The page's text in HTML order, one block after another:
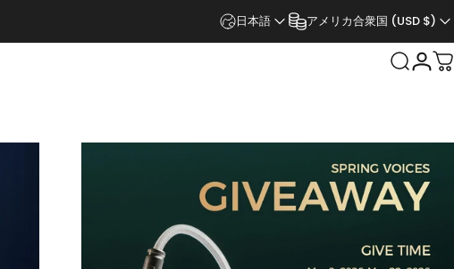
日本語 アメリカ合衆国 (USD $)
検索ログ